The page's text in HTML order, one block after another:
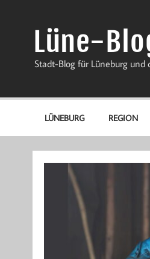
Lüne-
Stadt-Blog für Lüneburg und
LÜNEBURG REGION